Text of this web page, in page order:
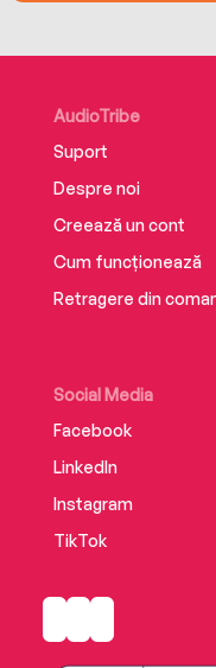
AudioTribe
Suport
Despre noi
Creează un cont
Cum funcționează
Retragere din
Social Media
Facebook
LinkedIn
Instagram
TikTok